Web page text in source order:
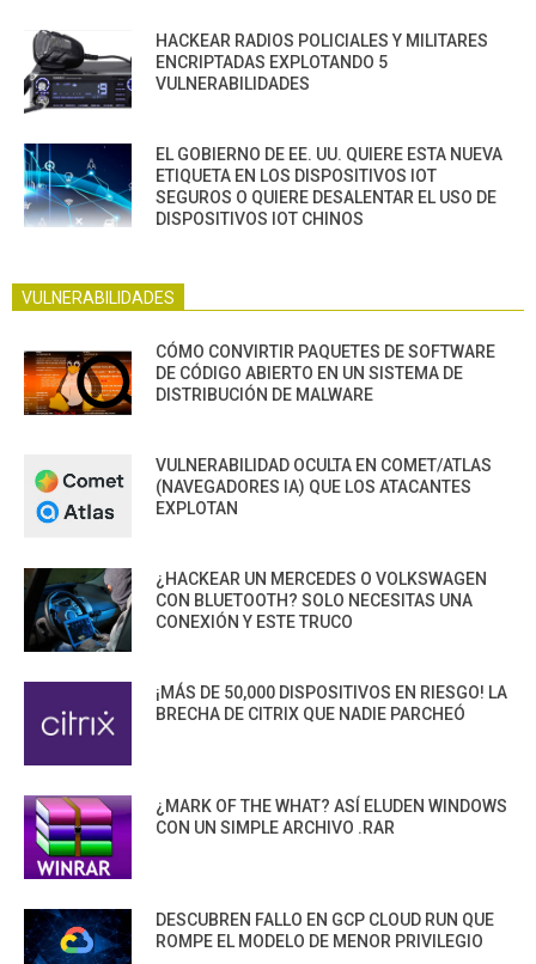
HACKEAR RADIOS POLICIALES Y MILITARES
ENCRIPTADAS EXPLOTANDO 5
VULNERABILIDADES
EL GOBIERNO DE EE. UU. QUIERE ESTA NUEVA
ETIQUETA EN LOS DISPOSITIVOS IOT
SEGUROS O QUIERE DESALENTAR EL USO DE
DISPOSITIVOS IOT CHINOS
VULNERABILIDADES
CÓMO CONVIRTIR PAQUETES DE SOFTWARE
DE CÓDIGO ABIERTO EN UN SISTEMA DE
DISTRIBUCIÓN DE MALWARE
VULNERABILIDAD OCULTA EN COMET/ATLAS
(NAVEGADORES IA) QUE LOS ATACANTES
EXPLOTAN
¿HACKEAR UN MERCEDES O VOLKSWAGEN
CON BLUETOOTH? SOLO NECESITAS UNA
CONEXIÓN Y ESTE TRUCO
¡MÁS DE 50,000 DISPOSITIVOS EN RIESGO! LA
BRECHA DE CITRIX QUE NADIE PARCHEÓ
¿MARK OF THE WHAT? ASÍ ELUDEN WINDOWS
CON UN SIMPLE ARCHIVO .RAR
DESCUBREN FALLO EN GCP CLOUD RUN QUE
ROMPE EL MODELO DE MENOR PRIVILEGIO